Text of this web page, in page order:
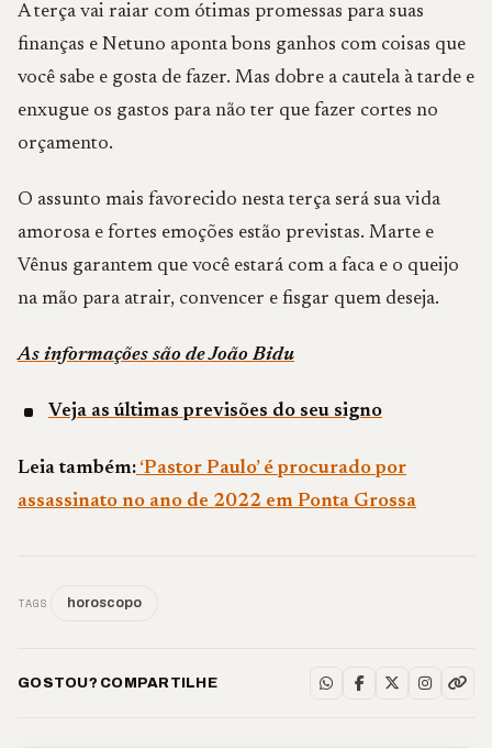
A terça vai raiar com ótimas promessas para suas
finanças e Netuno aponta bons ganhos com coisas que
você sabe e gosta de fazer. Mas dobre a cautela à tarde e
enxugue os gastos para não ter que fazer cortes no
orçamento.
O assunto mais favorecido nesta terça será sua vida
amorosa e fortes emoções estão previstas. Marte e
Vênus garantem que você estará com a faca e o queijo
na mão para atrair, convencer e fisgar quem deseja.
As informações são de João Bidu
Veja as últimas previsões do seu signo
Leia também: ‘Pastor Paulo’ é procurado por
assassinato no ano de 2022 em Ponta Grossa
TAGS horoscopo
GOSTOU? COMPARTILHE